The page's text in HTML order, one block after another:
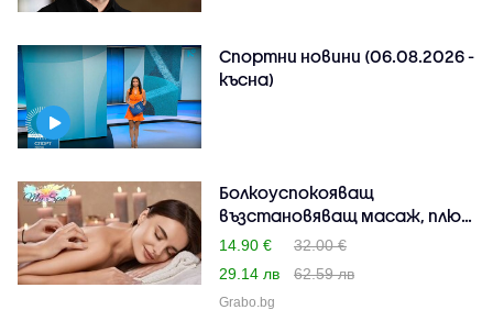
Спортни новини (06.08.2026 -
късна)
Болкоуспокояващ
възстановяващ масаж, плюс
ре..
14.90 €
32.00 €
29.14 лв
62.59 лв
Grabo.bg